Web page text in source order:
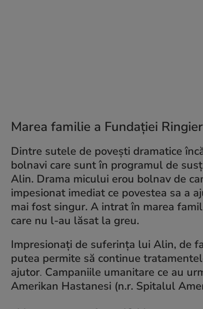
Marea familie a Fundației
Dintre sutele de povești dramatice
bolnavi care sunt în programul de
Alin. Drama micului erou bolnav de
impesionat imediat ce povestea sa a
mai fost singur. A intrat în marea
care nu l-au lăsat la greu.
Impresionați de suferința lui Alin, de
putea permite să continue
ajutor. Campaniile umanitare ce au
Amerikan Hastanesi (n.r. Spitalul